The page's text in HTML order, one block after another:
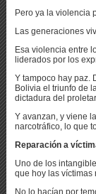
Pero ya la violencia
Las generaciones
Esa violencia entre
liderados por los
Y tampoco hay paz.
Bolivia el triunfo de
dictadura del
Y avanzan, y viene
narcotráfico, lo que
Reparación a
Uno de los
que hoy las víctimas
No lo hacían por